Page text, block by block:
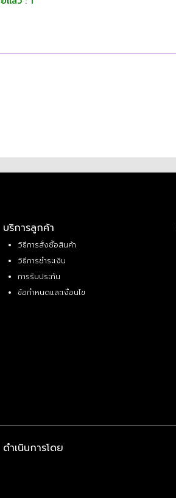
บริการลูกค้า
วิธีการสั่งซื้อสินค้า
วิธีการชำระเงิน
การรับประกัน
ข้อกำหนดและเงื่อนไข
ดำเนินการโดย